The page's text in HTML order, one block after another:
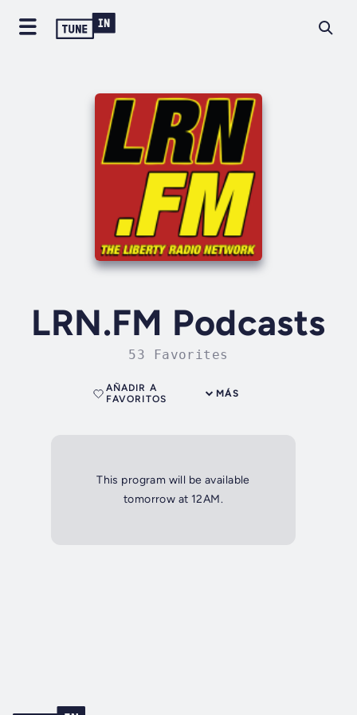
LRN.FM Podcasts
53 Favorites
MÁS
AÑADIR A
FAVORITOS
This program will be available
tomorrow at 12AM.